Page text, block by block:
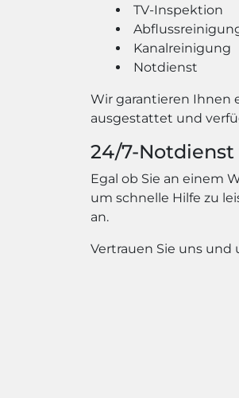
TV-Inspektion
Kanalreinigung
Notdienst
Wir garantieren Ihnen
ausgestattet und
24/7-
Egal ob Sie an einem
um schnelle Hilfe zu
an.
Vertrauen Sie uns und